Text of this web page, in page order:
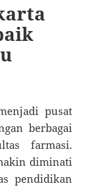
pusat
berbagai
farmasi.
diminati
pendidikan